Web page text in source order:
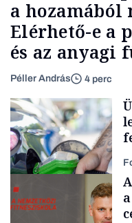
a hozamából
Elérhető-e a
és az anyagi
Péller András 4 perc